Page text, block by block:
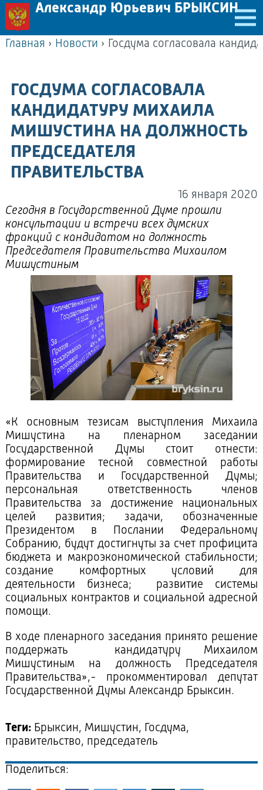
Александр Юрьевич БРЫКСИН
Главная › Новости ›
ГОСДУМА СОГЛАСОВАЛА
КАНДИДАТУРУ МИХАИЛА
МИШУСТИНА НА ДОЛЖНОСТЬ
ПРЕДСЕДАТЕЛЯ
ПРАВИТЕЛЬСТВА
16 января 2020
Сегодня в Государственной Думе прошли
консультации и встречи всех думских
фракций с кандидатом на должность
Председателя Правительства Михаилом
Мишустиным
«К основным тезисам выступления Михаила
Мишустина на пленарном заседании
Государственной Думы стоит отнести:
формирование тесной совместной работы
Правительства и Государственной Думы;
персональная ответственность членов
Правительства за достижение национальных
целей развития; задачи, обозначенные
Президентом в Послании Федеральному
Собранию, будут достигнуты за счет профицита
бюджета и макроэкономической стабильности;
создание комфортных условий для
деятельности бизнеса; развитие системы
социальных контрактов и социальной адресной
помощи.
В ходе пленарного заседания принято решение
поддержать кандидатуру Михаилом
Мишустиным на должность Председателя
Правительства»,- прокомментировал депутат
Государственной Думы Александр Брыксин.
Теги:Брыксин, Мишустин, Госдума,
правительство, председатель
Поделиться: